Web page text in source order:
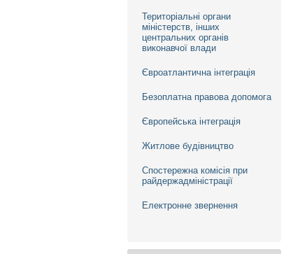
Територіальні органи
міністерств, інших
центральних органів
виконавчої влади
Євроатлантична інтеграція
Безоплатна правова допомога
Європейська інтеграція
Житлове будівництво
Спостережна комісія при
райдержадміністрації
Електронне звернення